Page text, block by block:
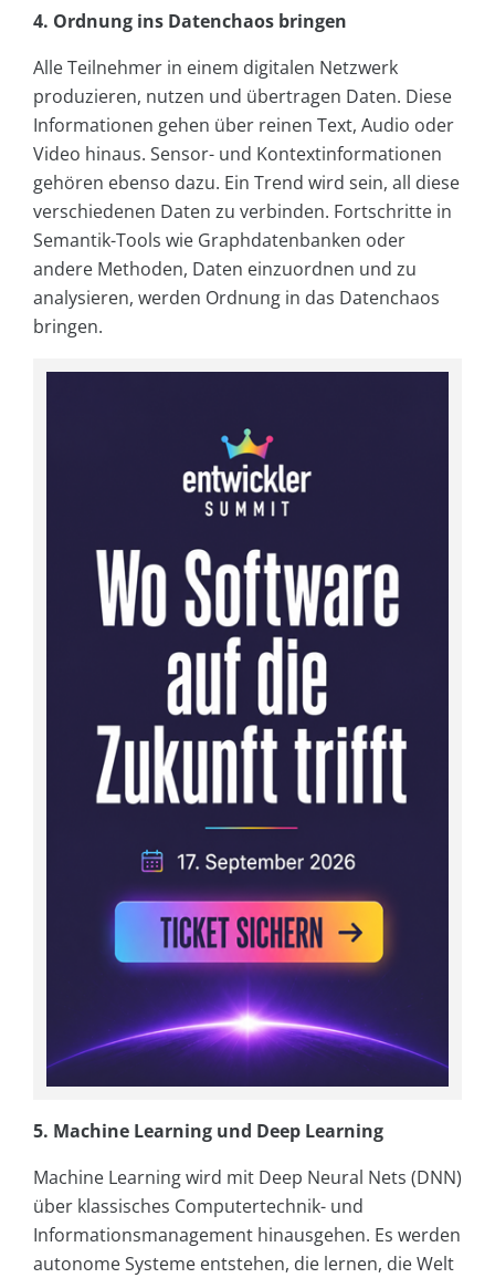
4. Ordnung ins Datenchaos bringen
Alle Teilnehmer in einem digitalen Netzwerk
produzieren, nutzen und übertragen Daten. Diese
Informationen gehen über reinen Text, Audio oder
Video hinaus. Sensor- und Kontextinformationen
gehören ebenso dazu. Ein Trend wird sein, all diese
verschiedenen Daten zu verbinden. Fortschritte in
Semantik-Tools wie Graphdatenbanken oder
andere Methoden, Daten einzuordnen und zu
analysieren, werden Ordnung in das Datenchaos
bringen.
5. Machine Learning und Deep Learning
Machine Learning wird mit Deep Neural Nets (DNN)
über klassisches Computertechnik- und
Informationsmanagement hinausgehen. Es werden
autonome Systeme entstehen, die lernen, die Welt